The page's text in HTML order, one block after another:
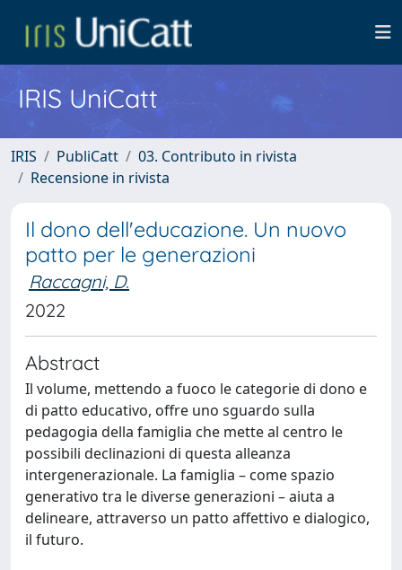
IRIS UniCatt
IRIS PubliCatt
03. Contributo in rivista
Recensione in rivista
Il dono dell'educazione. Un nuovo
patto per le generazioni
Raccagni, D.
2022
Abstract
Il volume, mettendo a fuoco le categorie di dono e
di patto educativo, offre uno sguardo sulla
pedagogia della famiglia che mette al centro le
possibili declinazioni di questa alleanza
intergenerazionale. La famiglia – come spazio
generativo tra le diverse generazioni – aiuta a
delineare, attraverso un patto affettivo e dialogico,
il futuro.